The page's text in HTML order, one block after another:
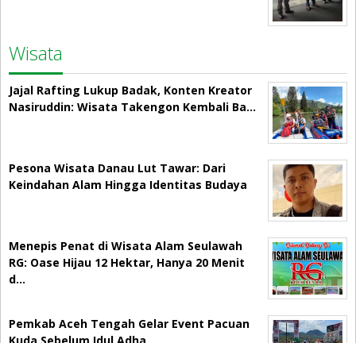
Wisata
Jajal Rafting Lukup Badak, Konten Kreator
Nasiruddin: Wisata Takengon Kembali Ba…
Pesona Wisata Danau Lut Tawar: Dari
Keindahan Alam Hingga Identitas Budaya
Menepis Penat di Wisata Alam Seulawah
RG: Oase Hijau 12 Hektar, Hanya 20 Menit
d…
Pemkab Aceh Tengah Gelar Event Pacuan